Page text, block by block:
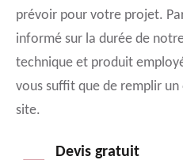
prévoir pour votre projet.
informé sur la durée de
technique et produit
vous suffit que de remplir
site.
Devis gratuit